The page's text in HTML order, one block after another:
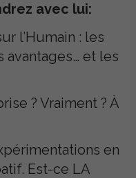
avec lui:
l’Humain : les
avantages… et les
? Vraiment ? À
en
Est-ce LA